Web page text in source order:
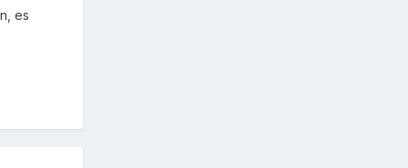
es